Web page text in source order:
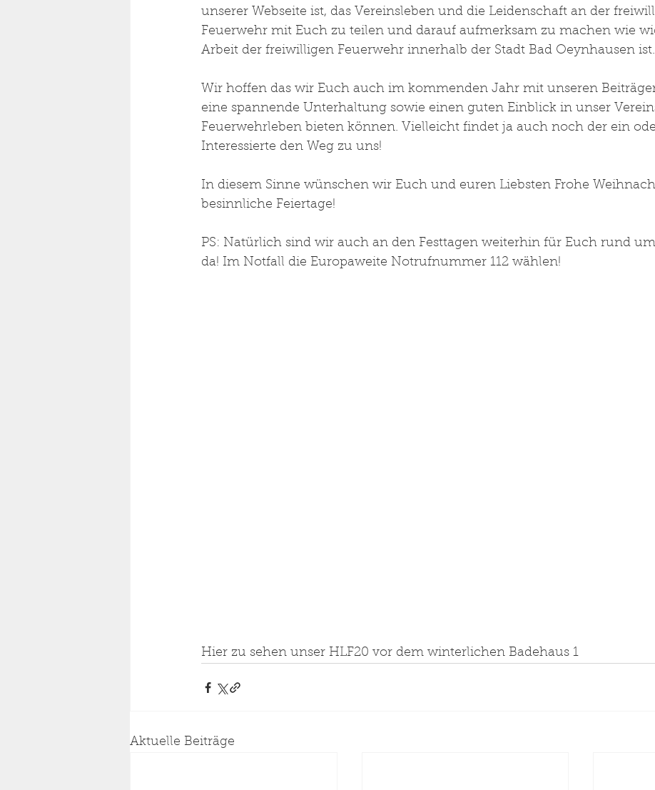
unserer Webseite ist, das Vereinsleben und die Leidenschaft an der
Feuerwehr mit Euch zu teilen und darauf aufmerksam zu machen wie
Arbeit der freiwilligen Feuerwehr innerhalb der Stadt Bad Oeynhausen ist.
Wir hoffen das wir Euch auch im kommenden Jahr mit unseren
eine spannende Unterhaltung sowie einen guten Einblick in unser
Feuerwehrleben bieten können. Vielleicht findet ja auch noch der ein
Interessierte den Weg zu uns!
In diesem Sinne wünschen wir Euch und euren Liebsten Frohe
besinnliche Feiertage!
PS: Natürlich sind wir auch an den Festtagen weiterhin für Euch rund
da! Im Notfall die Europaweite Notrufnummer 112 wählen!
Hier zu sehen unser HLF20 vor dem winterlichen Badehaus 1
Aktuelle Beiträge